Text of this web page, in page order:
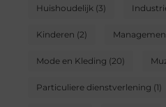
Huishoudelijk (3)
Kinderen (2)
Mode en Kleding (20)
Particuliere dienstverlening (1)